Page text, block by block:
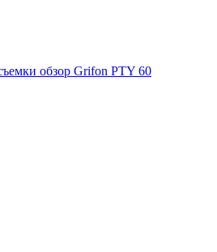
обзор Grifon PTY 60